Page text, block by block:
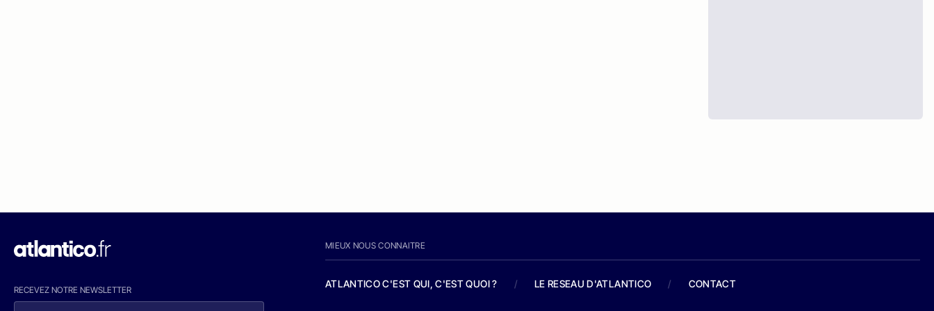
RECEVEZ NOTRE NEWSLETTER
MIEUX NOUS CONNAITRE
ATLANTICO C'EST QUI, C'EST QUOI ? / LE RESEAU D'ATLANTICO / CONTACT